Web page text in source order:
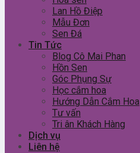
Lan Hồ Điệp
Mẫu Đơn
Sen Đá
Tin Tức
Blog Cô Mai Phan
Hồn Sen
Góc Phụng Sự
Học cắm hoa
Hướng Dẫn Cắm Hoa
Tư vấn
Tri ân Khách Hàng
Dịch vụ
Liên hệ